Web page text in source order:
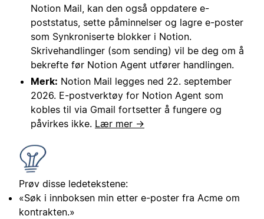
Notion Mail, kan den også oppdatere e-
poststatus, sette påminnelser og lagre e-poster
som Synkroniserte blokker i Notion.
Skrivehandlinger (som sending) vil be deg om å
bekrefte før Notion Agent utfører handlingen.
Merk: Notion Mail legges ned 22. september
2026. E-postverktøy for Notion Agent som
kobles til via Gmail fortsetter å fungere og
påvirkes ikke. Lær mer →
Prøv disse ledetekstene:
«Søk i innboksen min etter e-poster fra Acme om
kontrakten.»